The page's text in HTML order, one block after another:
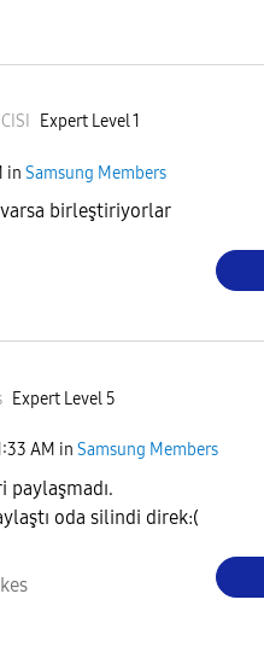
CISI Expert Level 1
in Samsung Members
varsa birleştiriyorlar
Expert Level 5
AM in Samsung Members
paylaşmadı.
oda silindi direk:(